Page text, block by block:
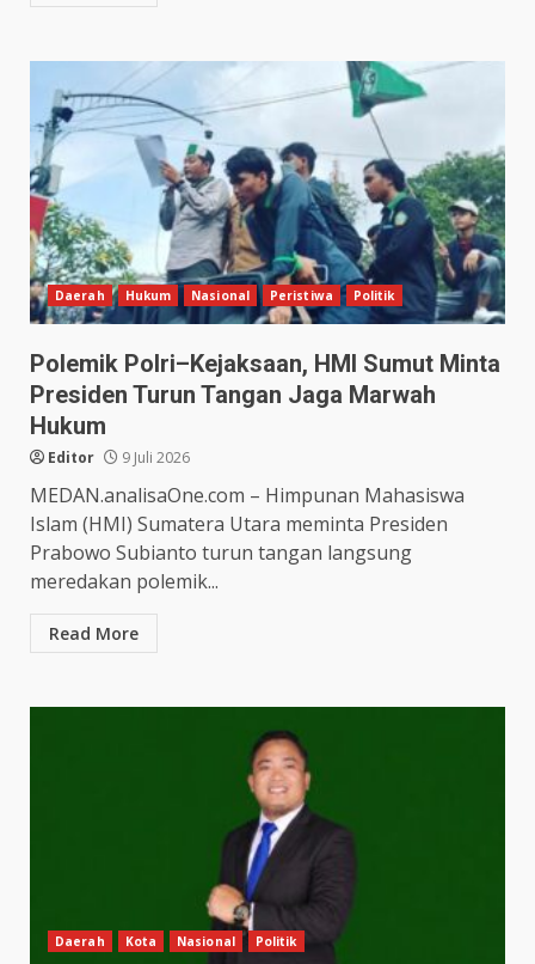
Daerah Hukum Nasional Peristiwa Politik
Polemik Polri–Kejaksaan, HMI Sumut Minta
Presiden Turun Tangan Jaga Marwah
Hukum
Editor 9 Juli 2026
MEDAN.analisaOne.com – Himpunan Mahasiswa
Islam (HMI) Sumatera Utara meminta Presiden
Prabowo Subianto turun tangan langsung
meredakan polemik...
Read More
Daerah Kota Nasional Politik